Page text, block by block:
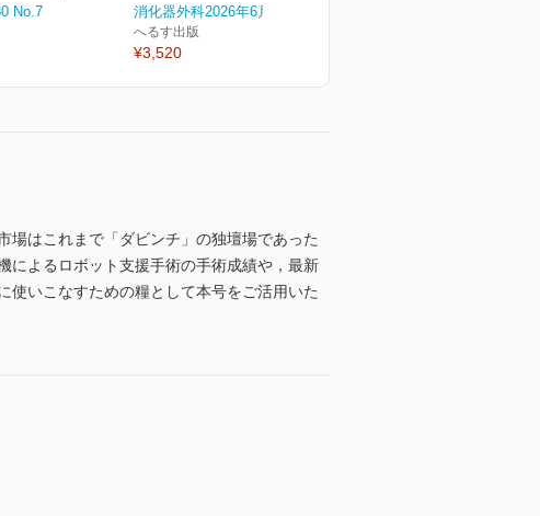
No.7 消化器外科2026年6月号
へるす出版
¥3,520
場はこれまで「ダビンチ」の独壇場であった
によるロボット支援手術の手術成績や，最新
使いこなすための糧として本号をご活用いた